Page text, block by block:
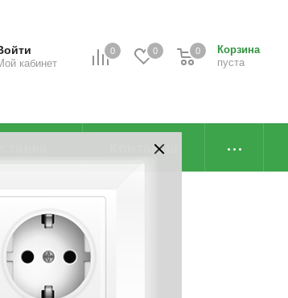
0 0
Корзина
пуста
0
кабинет
Контакты